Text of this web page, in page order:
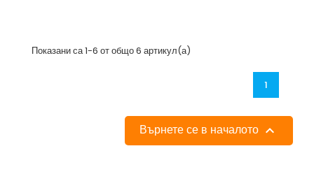
Показани са 1-6 от общо 6 артикул(а)
1
Върнете се в началото 